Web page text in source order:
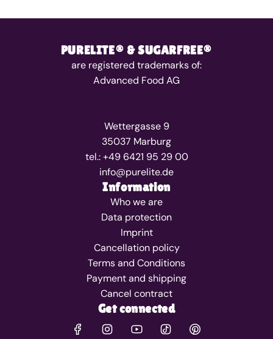
PURELITE® & SUGARFREE®
are registered trademarks of:
Advanced Food AG
Wettergasse 9
35037 Marburg
tel.: +49 6421 95 29 00
info@purelite.de
Information
Who we are
Data protection
Imprint
Cancellation policy
Terms and Conditions
Payment and shipping
Cancel contract
Get connected